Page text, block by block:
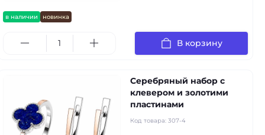
в наличии новинка
В корзину
Серебряный набор с
клевером и золотими
пластинами
Код товара: 307-4